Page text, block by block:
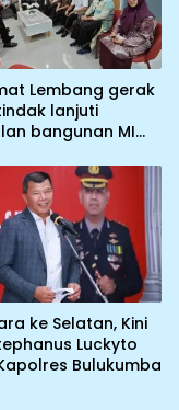
Lembang gerak
lanjuti
bangunan MI
ke Selatan, Kini
Luckyto
Bulukumba